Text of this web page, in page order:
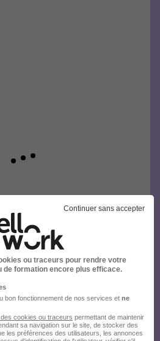
Continuer sans accepter
ou traceurs pour rendre votre
de formation encore plus efficace.
bon fonctionnement de nos services et ne
cookies ou traceurs permettant de maintenir
sa navigation sur le site, de stocker des
les préférences des utilisateurs, les annonces